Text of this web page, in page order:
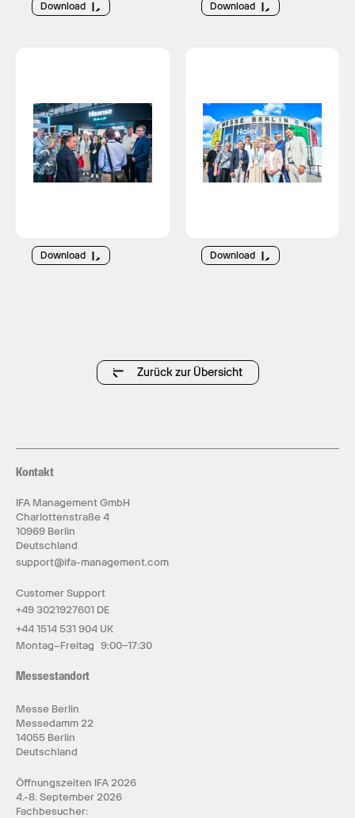
Download Download
Download Download
Zurück zur Übersicht
Kontakt
IFA Management GmbH
Charlottenstraße 4
10969 Berlin
Deutschland
support@ifa-management.com
Customer Support
+49 3021927601 DE
+44 1514 531 904 UK
Montag–Freitag 9:00–17:30
Messestandort
Messe Berlin
Messedamm 22
14055 Berlin
Deutschland
Öffnungszeiten IFA 2026
4.-8. September 2026
Fachbesucher: